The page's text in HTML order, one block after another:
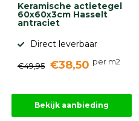
Keramische actietegel
60x60x3cm Hasselt
antraciet
Direct leverbaar
€49,95 €38,50 per m2
Bekijk aanbieding